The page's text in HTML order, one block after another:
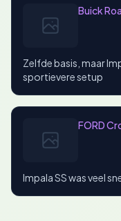
Buick
Zelfde basis, maar
sportievere setup
FORD
Impala SS was veel